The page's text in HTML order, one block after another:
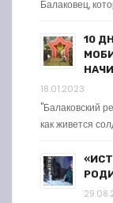
Балаковец,
10
18.01.2023
"Балаковский
как живется